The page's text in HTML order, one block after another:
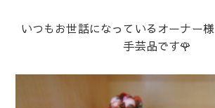
いつもお世話になっているオーナー
手芸品です🌹